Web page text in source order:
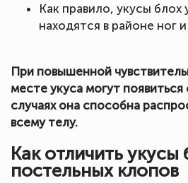
Как правило, укусы блох
находятся в районе ног
При повышенной
месте укуса могут
случаях она способна
всему телу.
Как отличить укусы
постельных клопов